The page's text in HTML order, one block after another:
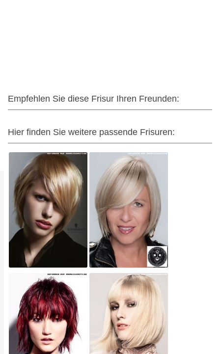
Empfehlen Sie diese Frisur Ihren Freunden:
Hier finden Sie weitere passende Frisuren: